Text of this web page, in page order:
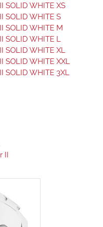
SOLID WHITE XS
SOLID WHITE S
SOLID WHITE M
SOLID WHITE L
SOLID WHITE XL
SOLID WHITE XXL
SOLID WHITE 3XL